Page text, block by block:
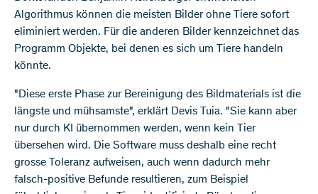
Algorithmus können die meisten Bilder ohne Tiere sofort
eliminiert werden. Für die anderen Bilder kennzeichnet das
Programm Objekte, bei denen es sich um Tiere handeln
könnte.
"Diese erste Phase zur Bereinigung des Bildmaterials ist die
längste und mühsamste", erklärt Devis Tuia. "Sie kann aber
nur durch KI übernommen werden, wenn kein Tier
übersehen wird. Die Software muss deshalb eine recht
grosse Toleranz aufweisen, auch wenn dadurch mehr
falsch-positive Befunde resultieren, zum Beispiel